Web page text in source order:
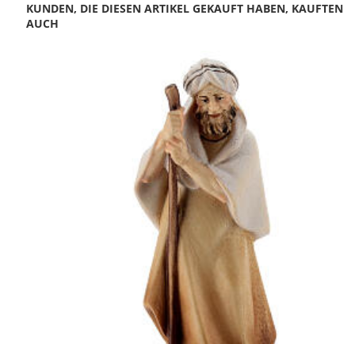
KUNDEN, DIE DIESEN ARTIKEL GEKAUFT HABEN, KAUFTEN
AUCH